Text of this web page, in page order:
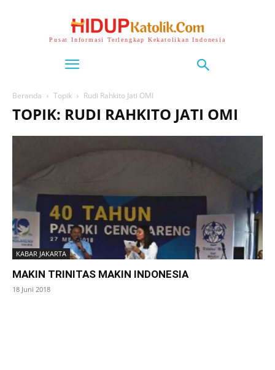
Pusat Informasi Terlengkap Kekatolikan Indonesia
Beranda Topik Rudi Rahkito Jati OMI
TOPIK: RUDI RAHKITO JATI OMI
KABAR JAKARTA
MAKIN TRINITAS MAKIN INDONESIA
18 Juni 2018